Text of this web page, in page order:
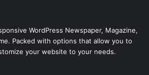
WordPress Newspaper, Magazine,
Packed with options that allow you to
your website to your needs.